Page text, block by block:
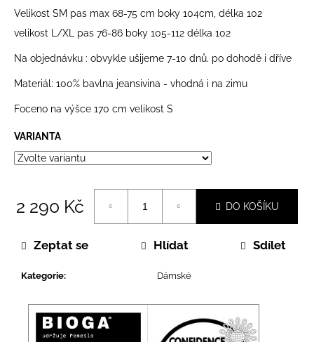
Velikost SM pas max 68-75 cm boky 104cm, délka 102
velikost L/XL pas 76-86 boky 105-112 délka 102
Na objednávku : obvykle ušijeme 7-10 dnů. po dohodě i dříve
Materiál: 100% bavlna jeansivina - vhodná i na zimu
Foceno na výšce 170 cm velikost S
VARIANTA
2 290 Kč
cena:
DO KOŠÍKU
Kategorie: Dámské
Zeptat se Hlídat Sdílet